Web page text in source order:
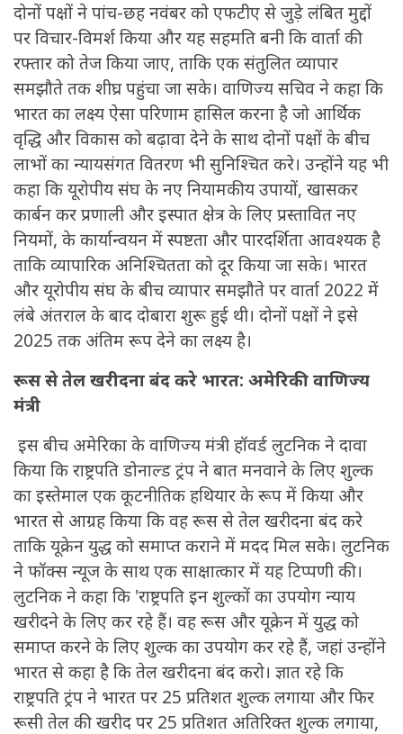
दोनों पक्षों ने पांच-छह नवंबर को एफटीए से जुड़े लंबित मुद्दों
पर विचार-विमर्श किया और यह सहमति बनी कि वार्ता की
रफ्तार को तेज किया जाए, ताकि एक संतुलित व्यापार
समझौते तक शीघ्र पहुंचा जा सके। वाणिज्य सचिव ने कहा कि
भारत का लक्ष्य ऐसा परिणाम हासिल करना है जो आर्थिक
वृद्धि और विकास को बढ़ावा देने के साथ दोनों पक्षों के बीच
लाभों का न्यायसंगत वितरण भी सुनिश्चित करे। उन्होंने यह भी
कहा कि यूरोपीय संघ के नए नियामकीय उपायों, खासकर
कार्बन कर प्रणाली और इस्पात क्षेत्र के लिए प्रस्तावित नए
नियमों, के कार्यान्वयन में स्पष्टता और पारदर्शिता आवश्यक है
ताकि व्यापारिक अनिश्चितता को दूर किया जा सके। भारत
और यूरोपीय संघ के बीच व्यापार समझौते पर वार्ता 2022 में
लंबे अंतराल के बाद दोबारा शुरू हुई थी। दोनों पक्षों ने इसे
2025 तक अंतिम रूप देने का लक्ष्य है।
रूस से तेल खरीदना बंद करे भारत: अमेरिकी वाणिज्य
मंत्री
इस बीच अमेरिका के वाणिज्य मंत्री हॉवर्ड लुटनिक ने दावा
किया कि राष्ट्रपति डोनाल्ड ट्रंप ने बात मनवाने के लिए शुल्क
का इस्तेमाल एक कूटनीतिक हथियार के रूप में किया और
भारत से आग्रह किया कि वह रूस से तेल खरीदना बंद करे
ताकि यूक्रेन युद्ध को समाप्त कराने में मदद मिल सके। लुटनिक
ने फॉक्स न्यूज के साथ एक साक्षात्कार में यह टिप्पणी की।
लुटनिक ने कहा कि 'राष्ट्रपति इन शुल्कों का उपयोग न्याय
खरीदने के लिए कर रहे हैं। वह रूस और यूक्रेन में युद्ध को
समाप्त करने के लिए शुल्क का उपयोग कर रहे हैं, जहां उन्होंने
भारत से कहा है कि तेल खरीदना बंद करो। ज्ञात रहे कि
राष्ट्रपति ट्रंप ने भारत पर 25 प्रतिशत शुल्क लगाया और फिर
रूसी तेल की खरीद पर 25 प्रतिशत अतिरिक्त शुल्क लगाया,